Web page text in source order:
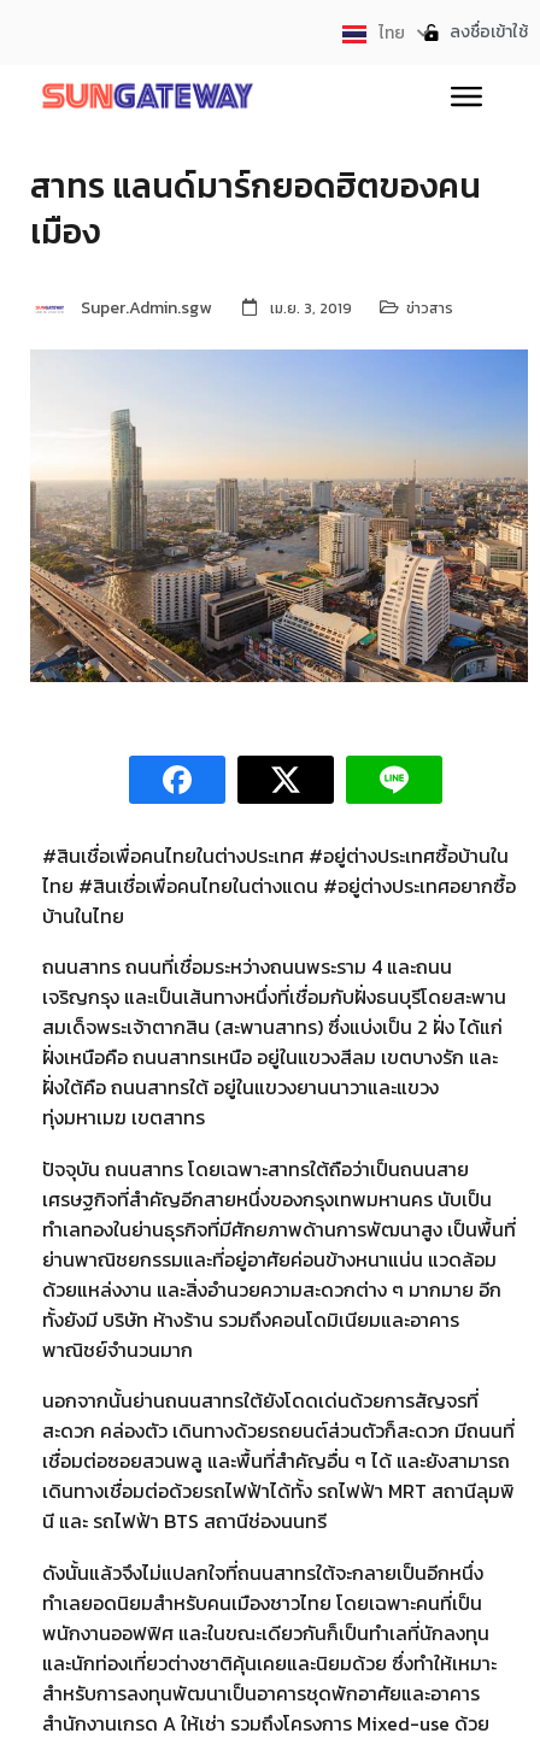
ไทย
English ลงชื่อเข้าใช้
สาทร แลนด์มาร์กยอดฮิตของคน
เมือง
Super.Admin.sgw เม.ย. 3, 2019 ข่าวสาร
#สินเชื่อเพื่อคนไทยในต่างประเทศ #อยู่ต่างประเทศซื้อบ้านใน
ไทย #สินเชื่อเพื่อคนไทยในต่างแดน #อยู่ต่างประเทศอยากซื้อ
บ้านในไทย
ถนนสาทร ถนนที่เชื่อมระหว่างถนนพระราม 4 และถนน
เจริญกรุง และเป็นเส้นทางหนึ่งที่เชื่อมกับฝั่งธนบุรีโดยสะพาน
สมเด็จพระเจ้าตากสิน (สะพานสาทร) ซึ่งแบ่งเป็น 2 ฝั่ง ได้แก่
ฝั่งเหนือคือ ถนนสาทรเหนือ อยู่ในแขวงสีลม เขตบางรัก และ
ฝั่งใต้คือ ถนนสาทรใต้ อยู่ในแขวงยานนาวาและแขวง
ทุ่งมหาเมฆ เขตสาทร
ปัจจุบัน ถนนสาทร โดยเฉพาะสาทรใต้ถือว่าเป็นถนนสาย
เศรษฐกิจที่สำคัญอีกสายหนึ่งของกรุงเทพมหานคร นับเป็น
ทำเลทองในย่านธุรกิจที่มีศักยภาพด้านการพัฒนาสูง เป็นพื้นที่
ย่านพาณิชยกรรมและที่อยู่อาศัยค่อนข้างหนาแน่น แวดล้อม
ด้วยแหล่งงาน และสิ่งอำนวยความสะดวกต่าง ๆ มากมาย อีก
ทั้งยังมี บริษัท ห้างร้าน รวมถึงคอนโดมิเนียมและอาคาร
พาณิชย์จำนวนมาก
นอกจากนั้นย่านถนนสาทรใต้ยังโดดเด่นด้วยการสัญจรที่
สะดวก คล่องตัว เดินทางด้วยรถยนต์ส่วนตัวก็สะดวก มีถนนที่
เชื่อมต่อซอยสวนพลู และพื้นที่สำคัญอื่น ๆ ได้ และยังสามารถ
เดินทางเชื่อมต่อด้วยรถไฟฟ้าได้ทั้ง รถไฟฟ้า MRT สถานีลุมพิ
นี และ รถไฟฟ้า BTS สถานีช่องนนทรี
ดังนั้นแล้วจึงไม่แปลกใจที่ถนนสาทรใต้จะกลายเป็นอีกหนึ่ง
ทำเลยอดนิยมสำหรับคนเมืองชาวไทย โดยเฉพาะคนที่เป็น
พนักงานออฟฟิศ และในขณะเดียวกันก็เป็นทำเลที่นักลงทุน
และนักท่องเที่ยวต่างชาติคุ้นเคยและนิยมด้วย ซึ่งทำให้เหมาะ
สำหรับการลงทุนพัฒนาเป็นอาคารชุดพักอาศัยและอาคาร
สำนักงานเกรด A ให้เช่า รวมถึงโครงการ Mixed-use ด้วย